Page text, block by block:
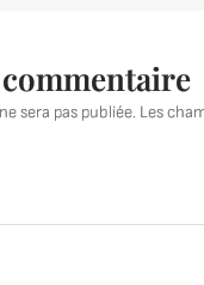
sera pas publiée. Les